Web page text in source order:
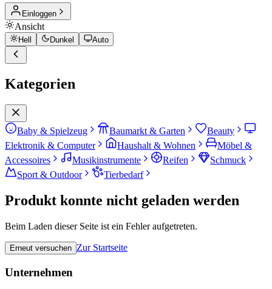
Einloggen
Ansicht
Hell Dunkel Auto
Kategorien
Baby & Spielzeug Baumarkt & Garten
Beauty
Elektronik & Computer
Haushalt & Wohnen
Möbel &
Accessoires
Musikinstrumente Reifen
Schmuck
Sport & Outdoor
Tierbedarf
Produkt konnte nicht geladen werden
Beim Laden dieser Seite ist ein Fehler aufgetreten.
Erneut versuchen Zur Startseite
Unternehmen